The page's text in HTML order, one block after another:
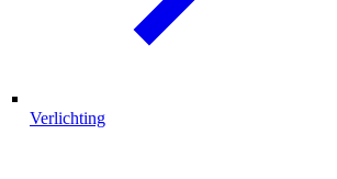
Verlichting